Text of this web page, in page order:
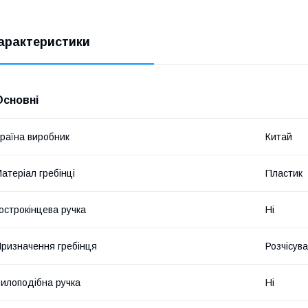
виробник Китай
гребінці Пластик
ручка Ні
гребінця
ручка Ні